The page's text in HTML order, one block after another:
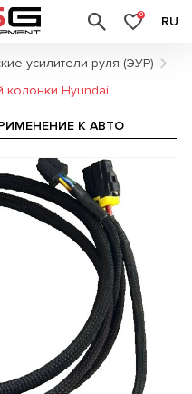
0 RU
усилители руля (ЭУР)
колонки Hyundai
К АВТО